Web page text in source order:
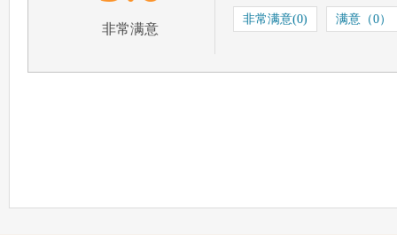
非常满意
非常满意(0) 满意（0）